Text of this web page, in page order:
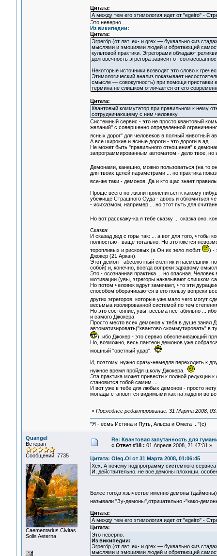
Цитата:
А между тем его этимология идет от "egeiro" -
Это неверно.
Из википедии:
Цитата:
Эгрего́р (от лат. ex- и grex — буквально «из
мыслями и эмоциями людей и обретающий
культовой практики. Эгрегорами обладают
долговечность эгрегора зависит от
Некоторые источники возводят это слово к
Этимологический анализ показывает
смысле — совокупность) при помощи приставки
термина не слишком отличается от его
Цитата:
Квантовый коммутатор при правильном к нему
сотрудничающему с ним человеку.
Системный сервис - это не просто квантовый
желаний" с совершенно определенной
ясных дорог" для человеков в полный животный
А все широкие и ясные дороги - это дороги в ад.
Не может быть "правильного отношения" к
запрограммированным автоматом - дело твое, но
Демонами, канешно, можно пользоваться (на то
для твоих целей параметрами ... но практика
все-же таки - демонов. Да и кто щас знает
Проще всего по-жизни прилепиться к какому
убежище Страшного Суда - авось и обломиться
- исихазмом, например ... но этот путь для
Но вот расскажу-ка я тебе сказку ... сказка оно,
Сказка:
И сказад дед с горы так: ... а вот для того, чтобы
полностью - ваще тотально. Но это кжется
торопливых и рисковых (а Он их зело любит
) -
Джокер (21 Аркан).
Этот демон - абсолютный скептик и насмешник,
собой) и, конечно, всегда вопреки здравому
Это - осознанная практика ... но опасная.
мотивации (увы, эгрегоры наказывают слишком
Но потом человек вдруг замечает, что эти
способом оборачиваются в его пользу вопреки
других эгрегоров, которые уже мало чего могут
весьмыа изолированной системой по тем
Но это состояние, увы, весьма нестабильно ...
и самого Джокера.
Просто место всех демонов у тебя в душе занял
автоматизировать("квантово скоммутировать" в
), ибо Джокер - это сервис обеспечивающий
Но, возможно, весь пантеон демонов уже
мощный "оветный удар".
И, поэтому, нужно сразу-немедля переходить к
нужное время пройдя школу Джокера.
Эта практика может привести к полной редукции
становится тобой самим ...
И вот уже в тебе для любых демонов - просто
монады становятся видимыми как на ладони во
« Последнее редактирование: 31 Марта 2008,
"Я - есмь Истина и Путь, Альфа и Омега ..."(с)
Quangel
Ветеран
Сообщений: 7735
Сaementarius Civitas
Solis Aeterna
Re: Квантовая запутанность для
« Ответ #18 : 01 Апреля 2008, 21:47:31 »
Цитата: Oleg.Ol от 31 Марта 2008, 01:06:45
Хех. А почему подпрограмму системного
И, действительно, не все демоны плохиши,
Более того,в язычестве именно демоны
называли "Зу-демоны",отрицательно -"како-
Цитата:
А между тем его этимология идет от "egeiro" -
Цитата:
Это неверно.
Из википедии:
Эгрего́р (от лат. ex- и grex — буквально «из
мыслями и эмоциями людей и обретающий